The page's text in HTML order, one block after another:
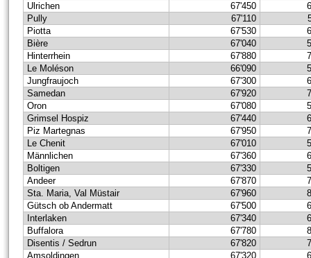
Ulrichen
67'450
Pully
67'110
Piotta
67'530
Bière
67'040
Hinterrhein
67'880
Le Moléson
66'090
Jungfraujoch
67'300
Samedan
67'920
Oron
67'080
Grimsel Hospiz
67'440
Piz Martegnas
67'950
Le Chenit
67'010
Männlichen
67'360
Boltigen
67'330
Andeer
67'870
Sta. Maria, Val Müstair
67'960
Gütsch ob Andermatt
67'500
Interlaken
67'340
Buffalora
67'780
Disentis / Sedrun
67'820
Amsoldingen
67'320